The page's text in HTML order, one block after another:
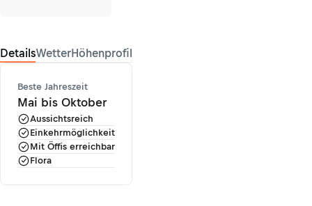
DetailsWetterHöhenprofil
Beste Jahreszeit
Mai bis Oktober
Aussichtsreich
Einkehrmöglichkeit
Mit Öffis erreichbar
Flora